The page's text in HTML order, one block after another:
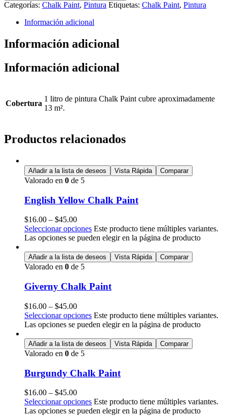
Categorías: Chalk Paint, Pintura Etiquetas: Chalk Paint, Pintura
Información adicional
Información adicional
Información adicional
Cobertura
1 litro de pintura Chalk Paint cubre aproximadamente
13 m².
Productos relacionados
Añadir a la lista de deseos Vista Rápida Comparar
Valorado en 0 de 5
English Yellow Chalk Paint
$16.00 – $45.00
Seleccionar opciones Este producto tiene múltiples variantes.
Las opciones se pueden elegir en la página de producto
Añadir a la lista de deseos Vista Rápida Comparar
Valorado en 0 de 5
Giverny Chalk Paint
$16.00 – $45.00
Seleccionar opciones Este producto tiene múltiples variantes.
Las opciones se pueden elegir en la página de producto
Añadir a la lista de deseos Vista Rápida Comparar
Valorado en 0 de 5
Burgundy Chalk Paint
$16.00 – $45.00
Seleccionar opciones Este producto tiene múltiples variantes.
Las opciones se pueden elegir en la página de producto